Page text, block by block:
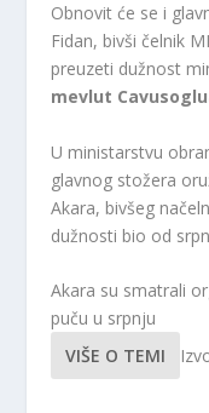
Obnovit će se i
Fidan, bivši čelnik
preuzeti dužnost
mevlut
U ministarstvu
glavnog stožera
Akara, bivšeg
dužnosti bio od
Akara su smatrali
puču u srpnju
VIŠE O TEMI